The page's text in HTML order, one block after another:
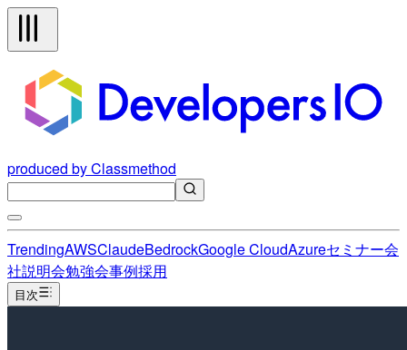
produced by Classmethod
TrendingAWSClaudeBedrockGoogle CloudAzureセミナー会
社説明会勉強会事例採用
目次